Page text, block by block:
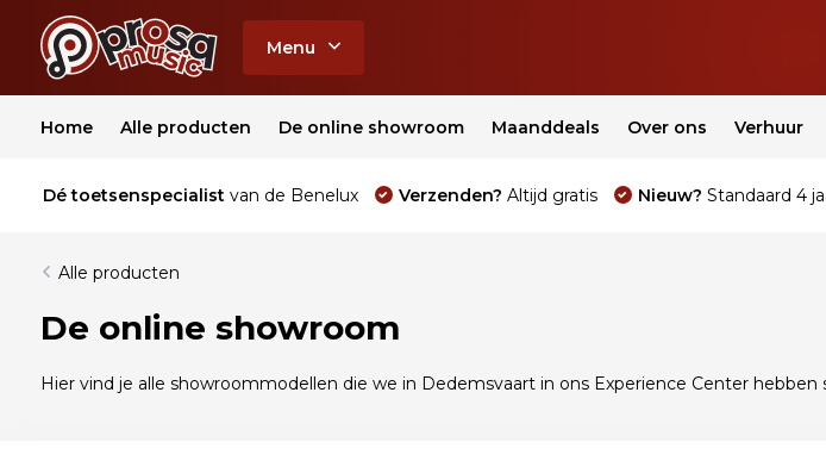
Menu
Home Alle producten De online showroom Maanddeals Over ons Verhuur
Dé toetsenspecialist van de Benelux Verzenden? Altijd gratis Nieuw? Standaard 4
Alle producten
De online showroom
Hier vind je alle showroommodellen die we in Dedemsvaart in ons Experience Center